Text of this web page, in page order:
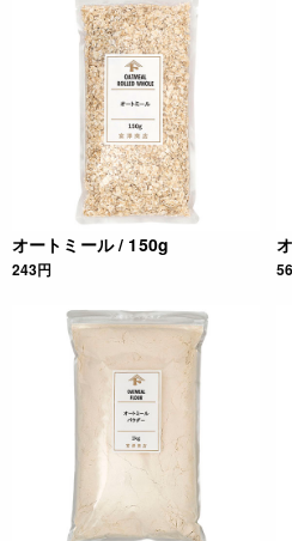
オートミール / 150g
243円